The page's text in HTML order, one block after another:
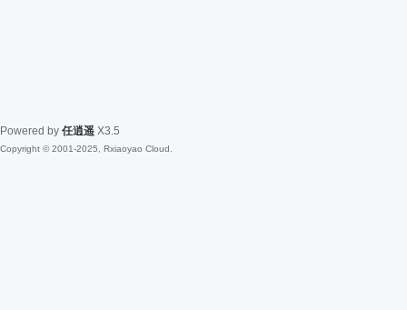
Powered by 任逍遥 X3.5
Copyright © 2001-2025, Rxiaoyao Cloud.